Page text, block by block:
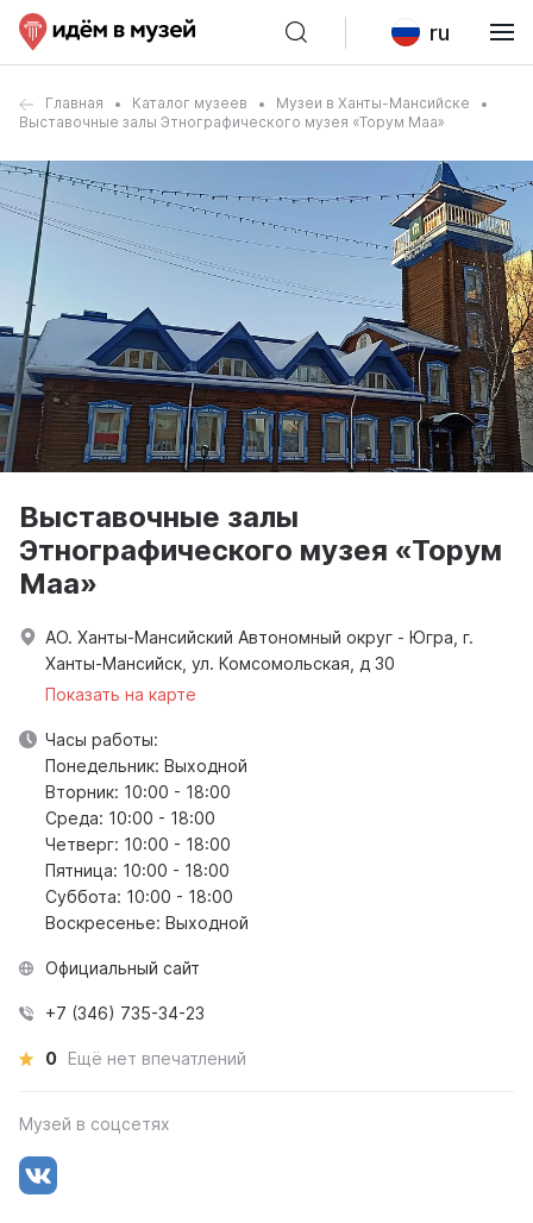
ru
Главная Каталог музеев
Музеи в Ханты-Мансийске
Выставочные залы Этнографического музея «Торум Маа»
Выставочные залы
Этнографического музея «Торум
Маа»
АО. Ханты-Мансийский Автономный округ - Югра, г.
Ханты-Мансийск, ул. Комсомольская, д 30
Показать на карте
Часы работы:
Понедельник: Выходной
Вторник: 10:00 - 18:00
Среда: 10:00 - 18:00
Четверг: 10:00 - 18:00
Пятница: 10:00 - 18:00
Суббота: 10:00 - 18:00
Воскресенье: Выходной
Официальный сайт
+7 (346) 735-34-23
0 Ещё нет впечатлений
Музей в соцсетях